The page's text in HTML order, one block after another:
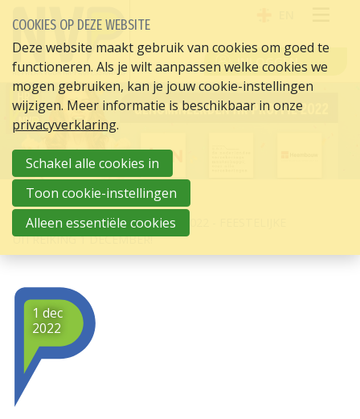
INLOGGEN
HOME
HR ACTUEEL
GENOMINEERDEN HR PROFFIE 2022 - FEESTELIJKE
UITREIKING 1 DECEMBER!
1 dec
2022
COOKIES OP DEZE WEBSITE
Deze website maakt gebruik van cookies om goed te
functioneren. Als je wilt aanpassen welke cookies we
mogen gebruiken, kan je jouw cookie-instellingen
wijzigen. Meer informatie is beschikbaar in onze
privacyverklaring.
Schakel alle cookies in
Toon cookie-instellingen
Alleen essentiële cookies